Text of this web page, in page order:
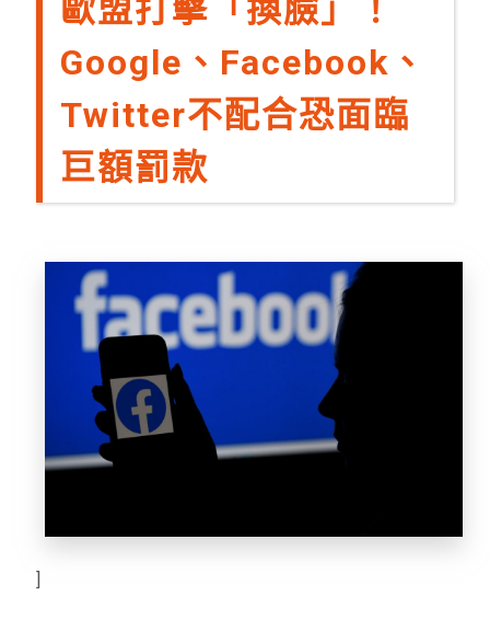
歐盟打擊「換臉」！
Google、Facebook、
Twitter不配合恐面臨
巨額罰款
]